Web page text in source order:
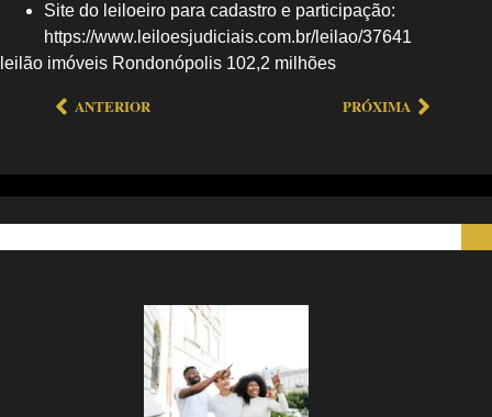
Site do leiloeiro para cadastro e participação:
https://www.leiloesjudiciais.com.br/leilao/37641
leilão imóveis Rondonópolis 102,2 milhões
ANTERIOR PRÓXIMA